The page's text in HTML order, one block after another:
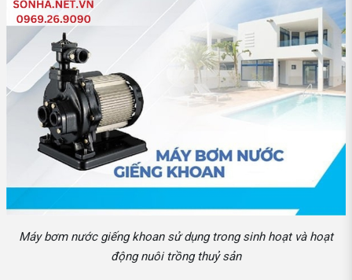
Máy bơm nước giếng khoan sử dụng trong sinh hoạt và hoạt
động nuôi trồng thuỷ sản